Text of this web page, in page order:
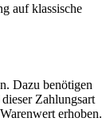
auf klassische
Dazu benötigen
Zahlungsart
erhoben.